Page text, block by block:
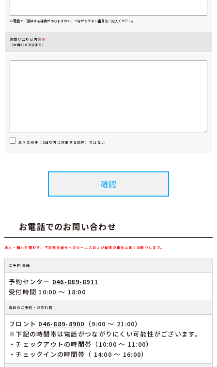
お電話でご連絡する場合がありますので、つながりやすい番号をご記入ください。
お問い合わせ内容 ※
（全角200文字まで）
急ぎの用件（3日以内に発生する用件）ではない
お電話でのお問い合わせ
法人・個人を問わず、下記電話番号へのセールスおよび勧誘の電話は固くお断りします。
ご予約 全般
予約センター 046-889-8911
受付時間 10:00 ～ 18:00
当日のご予約・お忘れ物
フロント 046-889-8900 （9:00 ～ 21:00）
※下記の時間帯は電話がつながりにくい可能性がございます。
・チェックアウトの時間帯（10:00 ～ 11:00）
・チェックインの時間帯（ 14:00 ～ 16:00）